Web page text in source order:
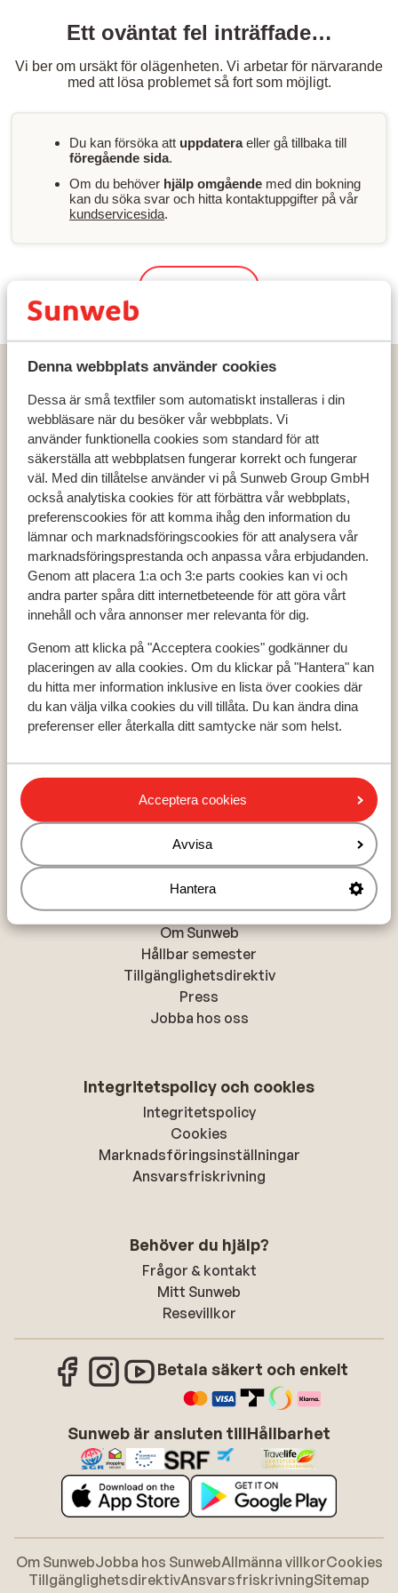
Denna webbplats använder cookies
Dessa är små textfiler som automatiskt installeras i din
webbläsare när du besöker vår webbplats. Vi
använder funktionella cookies som standard för att
säkerställa att webbplatsen fungerar korrekt och fungerar
väl. Med din tillåtelse använder vi på Sunweb Group GmbH
också analytiska cookies för att förbättra vår webbplats,
preferenscookies för att komma ihåg den information du
lämnar och marknadsföringscookies för att analysera vår
marknadsföringsprestanda och anpassa våra erbjudanden.
Genom att placera 1:a och 3:e parts cookies kan vi och
andra parter spåra ditt internetbeteende för att göra vårt
innehåll och våra annonser mer relevanta för dig.
Genom att klicka på "Acceptera cookies" godkänner du
placeringen av alla cookies. Om du klickar på "Hantera" kan
du hitta mer information inklusive en lista över cookies där
du kan välja vilka cookies du vill tillåta. Du kan ändra dina
preferenser eller återkalla ditt samtycke när som helst.
Acceptera cookies
Avvisa
Hantera
Ett oväntat fel inträffade…
Vi ber om ursäkt för olägenheten. Vi arbetar för närvarande
med att lösa problemet så fort som möjligt.
Du kan försöka att uppdateraeller gå tillbaka till
föregående sida.
Om du behöver hjälp omgående med din bokning
kan du söka svar och hitta kontaktuppgifter på vår
kundservicesida.
Hem Solresor Spanien
Costa Brava
Santa Susanna
Atzavara Hotel & Spa - extra inköpt
Populära länder
Grekland
Turkiet
Spanien
Kreta
Zakynthos
Turkiets sydkust
Populära städer
Chania
Alanya
Rhodos-stad
Om Sunweb
Om Sunweb
Hållbar semester
Tillgänglighetsdirektiv
Press
Jobba hos oss
Integritetspolicy och cookies
Integritetspolicy
Cookies
Marknadsföringsinställningar
Ansvarsfriskrivning
Behöver du hjälp?
Frågor & kontakt
Mitt Sunweb
Resevillkor
Betala säkert och enkelt
Sunweb är ansluten tillHållbarhet
Om SunwebJobba hos SunwebAllmänna villkorCookies
TillgänglighetsdirektivAnsvarsfriskrivningSitemap